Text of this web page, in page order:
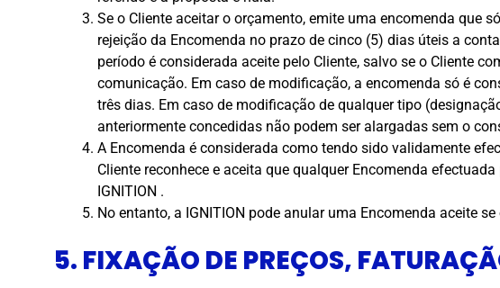
Se o Cliente aceitar o orçamento, emite uma encomenda que
rejeição da Encomenda no prazo de cinco (5) dias úteis a
período é considerada aceite pelo Cliente, salvo se o Cliente
comunicação. Em caso de modificação, a encomenda só é
três dias. Em caso de modificação de qualquer tipo
anteriormente concedidas não podem ser alargadas sem o
A Encomenda é considerada como tendo sido validamente
Cliente reconhece e aceita que qualquer Encomenda
IGNITION .
No entanto, a IGNITION pode anular uma Encomenda aceite
5. FIXAÇÃO DE PREÇOS,